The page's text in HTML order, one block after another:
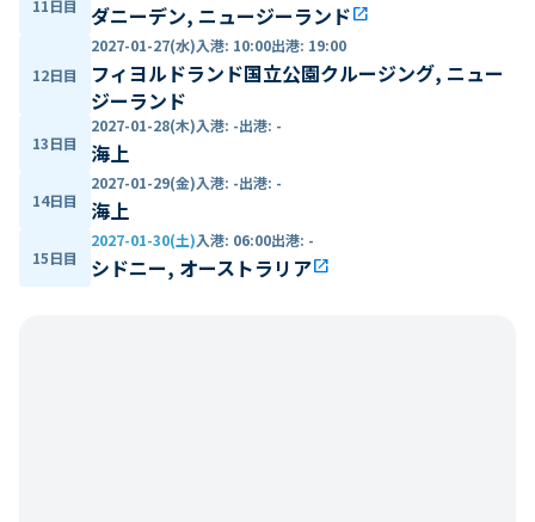
11日目 ダニーデン, ニュージーランドopen_in_new
12日目
2027-01-27(水)入港: 10:00出港: 19:00
フィヨルドランド国立公園クルージング, ニュー
ジーランド
13日目
2027-01-28(木)入港: -出港: -
海上
14日目
2027-01-29(金)入港: -出港: -
海上
15日目
2027-01-30(土)入港: 06:00出港: -
シドニー, オーストラリアopen_in_new